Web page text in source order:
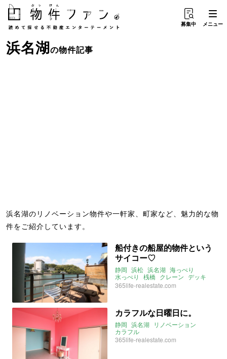
募集中 メニュー
浜名湖の物件記事
浜名湖のリノベーション物件や一軒家、町家など、魅力的な物
件をご紹介しています。
船付きの船屋的物件という
サイコー♡
静岡 浜松 浜名湖 海っぺり
水っぺり
桟橋 クレーン デッキ
船付き 船屋
365life-realestate.com
カラフルな日曜日に。
静岡 浜名湖 リノベーション
カラフル
365life-realestate.com